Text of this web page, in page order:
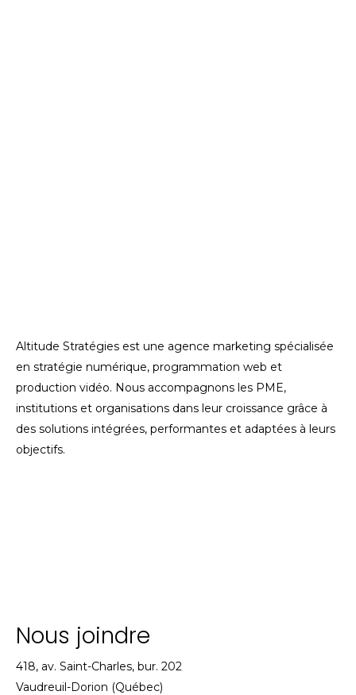
Altitude Stratégies est une agence marketing spécialisée
en stratégie numérique, programmation web et
production vidéo. Nous accompagnons les PME,
institutions et organisations dans leur croissance grâce à
des solutions intégrées, performantes et adaptées à leurs
objectifs.
Nous joindre
418, av. Saint-Charles, bur. 202
Vaudreuil-Dorion (Québec)